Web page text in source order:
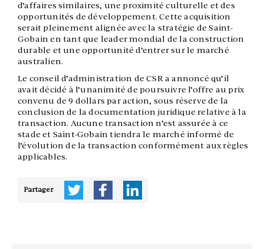
d’affaires similaires, une proximité culturelle et des
opportunités de développement. Cette acquisition
serait pleinement alignée avec la stratégie de Saint-
Gobain en tant que leader mondial de la construction
durable et une opportunité d’entrer sur le marché
australien.
Le conseil d’administration de CSR a annoncé qu’il
avait décidé à l’unanimité de poursuivre l’offre au prix
convenu de 9 dollars par action, sous réserve de la
conclusion de la documentation juridique relative à la
transaction. Aucune transaction n’est assurée à ce
stade et Saint-Gobain tiendra le marché informé de
l’évolution de la transaction conformément aux règles
applicables.
Partager